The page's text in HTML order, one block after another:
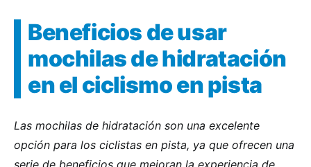
Beneficios de usar
mochilas de hidratación
en el ciclismo en pista
Las mochilas de hidratación son una excelente
opción para los ciclistas en pista, ya que ofrecen una
serie de beneficios que mejoran la experiencia de